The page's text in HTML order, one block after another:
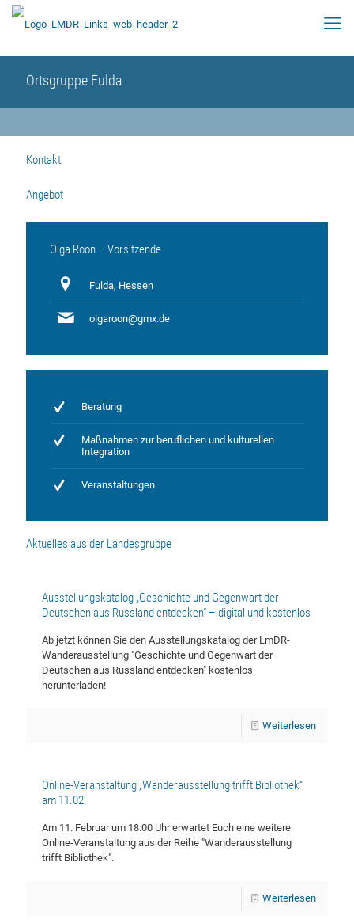
Ortsgruppe Fulda
Kontakt
Angebot
Olga Roon – Vorsitzende
Fulda, Hessen
olgaroon@gmx.de
Beratung
Maßnahmen zur beruflichen und kulturellen
Integration
Veranstaltungen
Aktuelles aus der Landesgruppe
Ausstellungskatalog „Geschichte und Gegenwart der
Deutschen aus Russland entdecken“ – digital und kostenlos
Ab jetzt können Sie den Ausstellungskatalog der LmDR-
Wanderausstellung "Geschichte und Gegenwart der
Deutschen aus Russland entdecken" kostenlos
herunterladen!
Weiterlesen
Online-Veranstaltung „Wanderausstellung trifft Bibliothek“
am 11.02.
Am 11. Februar um 18:00 Uhr erwartet Euch eine weitere
Online-Veranstaltung aus der Reihe "Wanderausstellung
trifft Bibliothek".
Weiterlesen